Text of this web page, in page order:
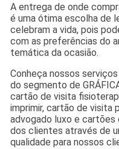
A entrega de onde
é uma ótima escolha de
celebram a vida, pois
com as preferências do
temática da ocasião.
Conheça nossos
do segmento de
cartão de visita
imprimir, cartão de visita
advogado luxo e cartões
dos clientes através de
qualidade para nossos